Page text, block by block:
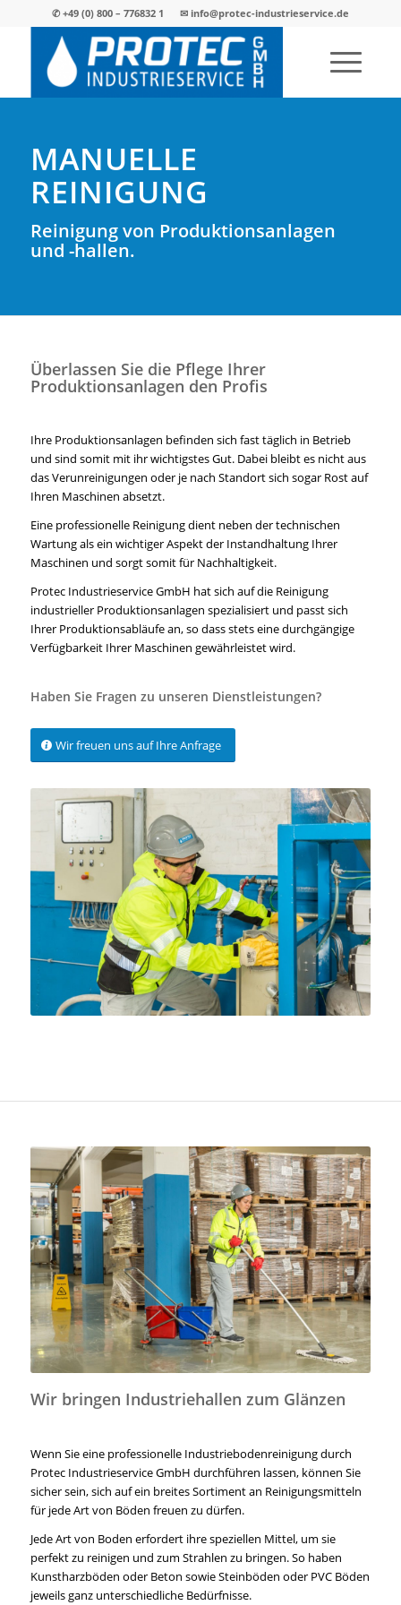
✆ +49 (0) 800 – 776832 1 ✉ info@protec-industrieservice.de
MANUELLE
REINIGUNG
Reinigung von Produktionsanlagen
und -hallen.
Überlassen Sie die Pflege Ihrer
Produktionsanlagen den Profis
Ihre Produktionsanlagen befinden sich fast täglich in Betrieb
und sind somit mit ihr wichtigstes Gut. Dabei bleibt es nicht aus
das Verunreinigungen oder je nach Standort sich sogar Rost auf
Ihren Maschinen absetzt.
Eine professionelle Reinigung dient neben der technischen
Wartung als ein wichtiger Aspekt der Instandhaltung Ihrer
Maschinen und sorgt somit für Nachhaltigkeit.
Protec Industrieservice GmbH hat sich auf die Reinigung
industrieller Produktionsanlagen spezialisiert und passt sich
Ihrer Produktionsabläufe an, so dass stets eine durchgängige
Verfügbarkeit Ihrer Maschinen gewährleistet wird.
Haben Sie Fragen zu unseren Dienstleistungen?
Wir freuen uns auf Ihre Anfrage
Wir bringen Industriehallen zum Glänzen
Wenn Sie eine professionelle Industriebodenreinigung durch
Protec Industrieservice GmbH durchführen lassen, können Sie
sicher sein, sich auf ein breites Sortiment an Reinigungsmitteln
für jede Art von Böden freuen zu dürfen.
Jede Art von Boden erfordert ihre speziellen Mittel, um sie
perfekt zu reinigen und zum Strahlen zu bringen. So haben
Kunstharzböden oder Beton sowie Steinböden oder PVC Böden
jeweils ganz unterschiedliche Bedürfnisse.